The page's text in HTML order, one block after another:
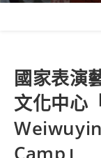
國家表演
文化中心
Camp」